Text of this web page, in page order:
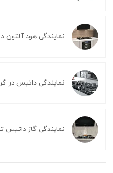
نمایندگی هود آلتون
نمایندگی داتیس در
نمایندگی گاز داتیس